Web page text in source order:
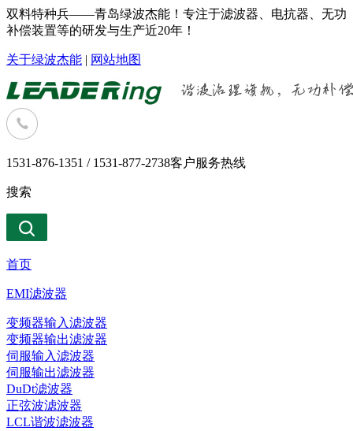
双料特种兵——青岛绿波杰能！专注于滤波器、电抗器、无功
补偿装置等的研发与生产近20年！
关于绿波杰能 | 网站地图
1531-876-1351 / 1531-877-2738客户服务热线
搜索
首页
EMI滤波器
变频器输入滤波器
变频器输出滤波器
伺服输入滤波器
伺服输出滤波器
DuDt滤波器
正弦波滤波器
LCL谐波滤波器